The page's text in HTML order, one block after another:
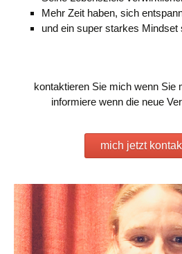
Mehr Zeit haben, sich
und ein super starkes Mindset
kontaktieren Sie mich wenn Sie
informiere wenn die neue
mich jetzt